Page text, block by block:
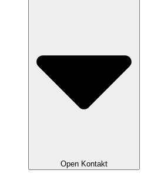
Open Kontakt